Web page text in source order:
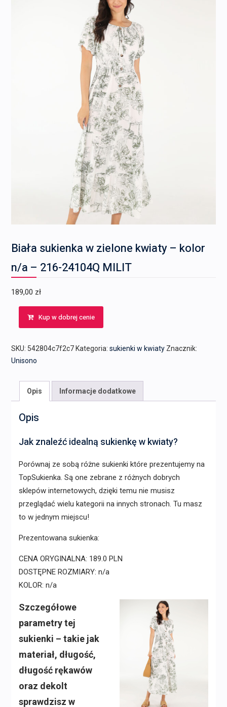
Biała sukienka w zielone kwiaty – kolor
n/a – 216-24104Q MILIT
189,00 zł
Kup w dobrej cenie
SKU: 542804c7f2c7 Kategoria: sukienki w kwiaty Znacznik:
Unisono
Opis Informacje dodatkowe
Opis
Jak znaleźć idealną sukienkę w kwiaty?
Porównaj ze sobą różne sukienki które prezentujemy na
TopSukienka. Są one zebrane z różnych dobrych
sklepów internetowych, dzięki temu nie musisz
przeglądać wielu kategorii na innych stronach. Tu masz
to w jednym miejscu!
Prezentowana sukienka:
CENA ORYGINALNA: 189.0 PLN
DOSTĘPNE ROZMIARY: n/a
KOLOR: n/a
Szczegółowe
parametry tej
sukienki – takie jak
materiał, długość,
długość rękawów
oraz dekolt
sprawdzisz w